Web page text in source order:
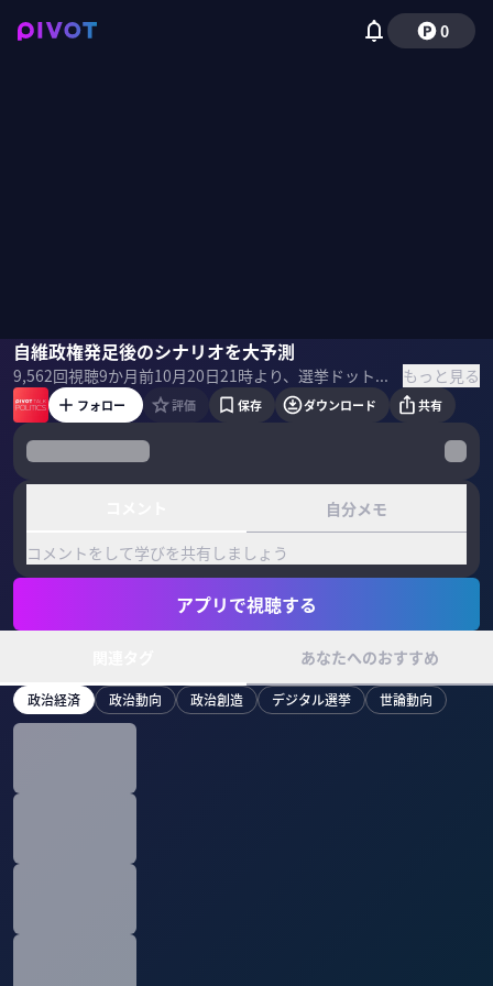
0
自維政権発足後のシナリオを大予測
9,562回視聴9か月前 10月20日21時より、選挙ドットコム編集長 鈴木邦和氏を迎え、自維政権発足後のシナリオを予測しました。 ＜ゲスト＞ 鈴木邦和｜選挙ドットコム編集長 1989年生まれ、東京大学工学部を卒業後、2012年に政治サイト「日本政治.com」を起業。2017年 東京都議会議員に初当選し、1期務める。現在は選挙ドットコム編集長。自治体DXの仕事にも携わっている。 ＜目次＞ もっと見る
鈴木邦和佐々木紀彦
フォロー 評価 保存 ダウンロード 共有
自分メモ
コメントをして学びを共有しましょう
アプリで視聴する
あなたへのおすすめ
政治経済 政治動向 政治創造 デジタル選挙 世論動向